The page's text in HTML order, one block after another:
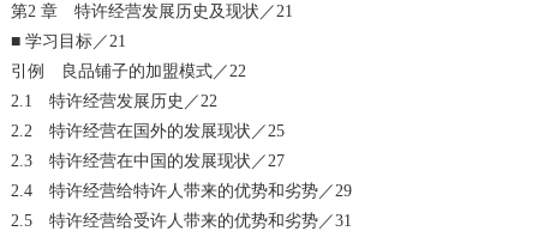
第2 章 特许经营发展历史及现状／21
■ 学习目标／21
引例 良品铺子的加盟模式／22
2.1 特许经营发展历史／22
2.2 特许经营在国外的发展现状／25
2.3 特许经营在中国的发展现状／27
2.4 特许经营给特许人带来的优势和劣势／29
2.5 特许经营给受许人带来的优势和劣势／31